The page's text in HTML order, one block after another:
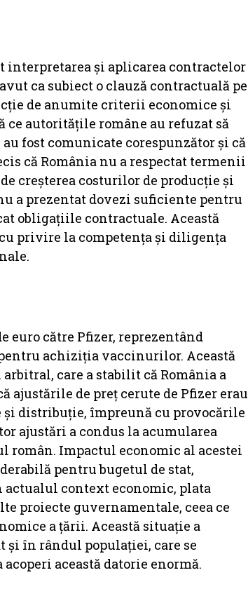
și aplicarea contractelor
ca subiect o clauză contractuală pe
de anumite criterii economice și
ce autoritățile române au refuzat să
fost comunicate corespunzător și că
că România nu a respectat termenii
creșterea costurilor de producție și
a prezentat dovezi suficiente pentru
obligațiile contractuale. Această
privire la competența și diligența
euro către Pfizer, reprezentând
achiziția vaccinurilor. Această
care a stabilit că România a
de preț cerute de Pfizer erau
și distribuție, împreună cu provocările
ajustări a condus la acumularea
român. Impactul economic al acestei
pentru bugetul de stat,
context economic, plata
proiecte guvernamentale, ceea ce
a țării. Această situație a
în rândul populației, care se
această datorie enormă.